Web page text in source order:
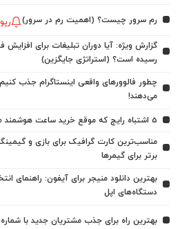
رم سرور چیست؟ (اهمیت رم در سرور)
گزارش ویژه: آیا دوران تبلیغات برای
رسیده است؟ (استراتژی جایگزین)
چطور فالوورهای واقعی اینستاگرام جذب
می‌دهند!
5 اشتباه رایج که موقع خرید ساعت هوشمند طرح اپل واچ نباید انجام بدید!
برتر برای گیمرها
بهترین دانلود منیجر برای آیفون: راهنمای
دستگاه‌های اپل
بهترین راه برای جذب مشتریان جدید با